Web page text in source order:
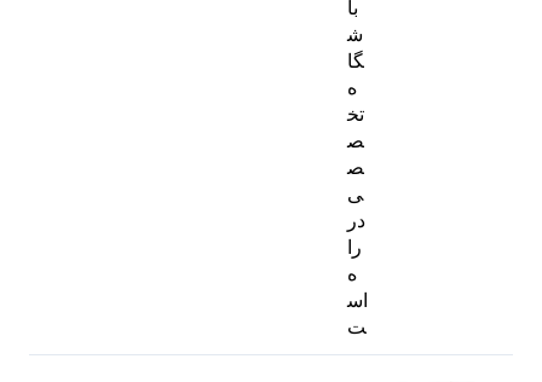
با
ش
گا
ه
تخ
ص
ص
ی
در
را
ه
اس
ت